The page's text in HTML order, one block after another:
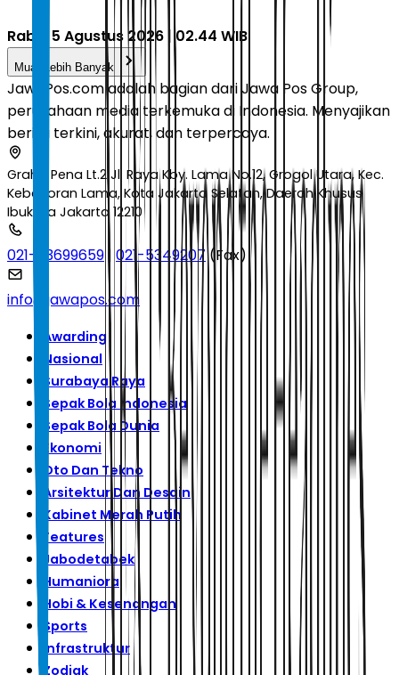
Rabu, 5 Agustus 2026 | 02.44 WIB
Muat Lebih Banyak
JawaPos.com adalah bagian dari Jawa Pos Group,
perusahaan media terkemuka di Indonesia. Menyajikan
berita terkini, akurat, dan terpercaya.
Graha Pena Lt.2 Jl. Raya Kby. Lama No.12, Grogol Utara, Kec.
Kebayoran Lama, Kota Jakarta Selatan, Daerah Khusus
Ibukota Jakarta 12210
021-53699659 | 021-5349207(Fax)
info@jawapos.com
Awarding
Nasional
Surabaya Raya
Sepak Bola Indonesia
Sepak Bola Dunia
Ekonomi
Oto Dan Tekno
Arsitektur Dan Desain
Kabinet Merah Putih
Features
Jabodetabek
Humaniora
Hobi & Kesenangan
Sports
Infrastruktur
Zodiak